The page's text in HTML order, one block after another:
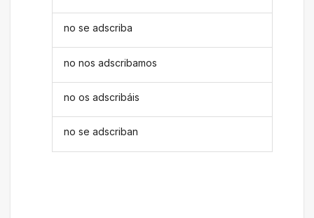
no se adscriba
no nos adscribamos
no os adscribáis
no se adscriban